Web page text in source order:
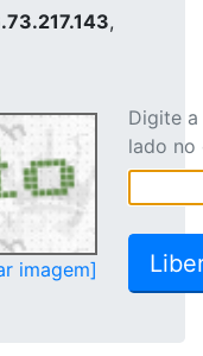
,
imagem]
Digite
lado no